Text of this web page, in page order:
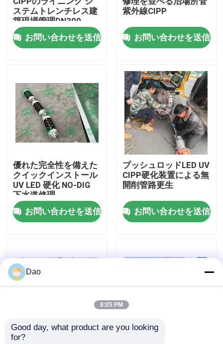
プロダクト
私達について
品質管理
私達に連絡しなさい
引用を要求しなさい
紫外線治されたCIPP
ステムトレンチレス建
築現場管理DN300
お問い合わせを送信
紫外線CIPP
お問い合わせを送信
優れた完全性を備えた
クイックインストール
UV LED 硬化 NO-DIG
下水道修理
お問い合わせを送信
プッシュロッドLED UV
CIPP硬化装置による無
開削管路更生
お問い合わせを送信
カーニングリグ 紫外線
Dao
8:05 PM
Good day, what product are you looking
for?